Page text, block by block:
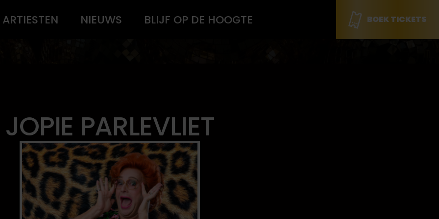
ARTIESTEN NIEUWS BLIJF OP DE HOOGTE BOEK TICKETS
JOPIE PARLEVLIET